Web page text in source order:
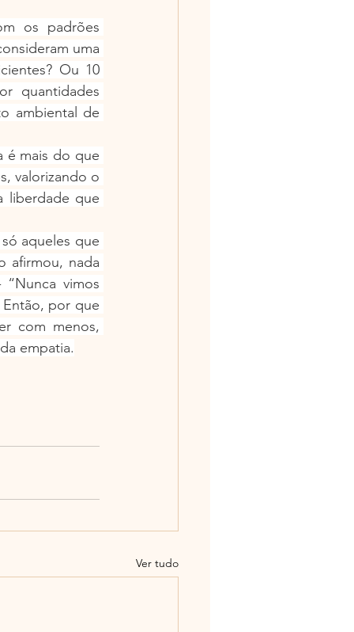
os padrões
uma
Ou 10
quantidades
ambiental de
é mais do que
valorizando o
liberdade que
aqueles que
afirmou, nada
vimos
por que
com menos,
empatia.
Ver tudo